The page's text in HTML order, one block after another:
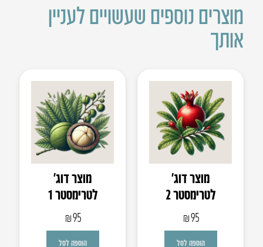
מוצרים נוספים שעשויים לעניין
אותך
מוצר דוג’
לטרימסטר 2
₪95
הוספה לסל
מוצר דוג’
לטרימסטר 1
₪95
הוספה לסל